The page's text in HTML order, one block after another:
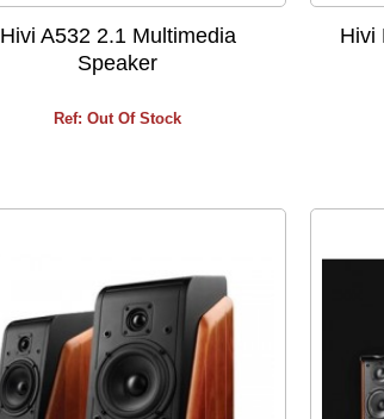
Hivi A532 2.1 Multimedia
Speaker
Ref: Out Of Stock
Hivi